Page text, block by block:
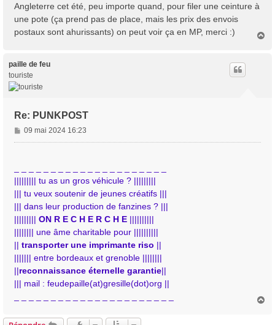
a
g
e
Angleterre cet été, peu importe quand, pour filer une ceinture à
une pote (ça prend pas de place, mais les prix des envois
postaux sont ahurissants) on peut voir ça en MP, merci :)
paille de feu
touriste
Re: PUNKPOST
M
e
a
g
e
09 mai 2024 16:23
||||||||| tu as un gros véhicule ? |||||||||
||| tu veux soutenir de jeunes créatifs |||
||| dans leur production de fanzines ? |||
||||||||| ON R E C H E R C H E ||||||||||
|||||||| une âme charitable pour ||||||||||
|| transporter une imprimante riso ||
||||||| entre bordeaux et grenoble ||||||||
||reconnaissance éternelle garantie||
||| mail : feudepaille(at)gresille(dot)org ||